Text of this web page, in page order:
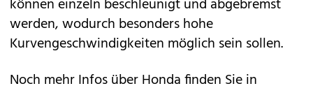
können einzeln beschleunigt und abgebremst
werden, wodurch besonders hohe
Kurvengeschwindigkeiten möglich sein sollen.
Noch mehr Infos über Honda finden Sie in